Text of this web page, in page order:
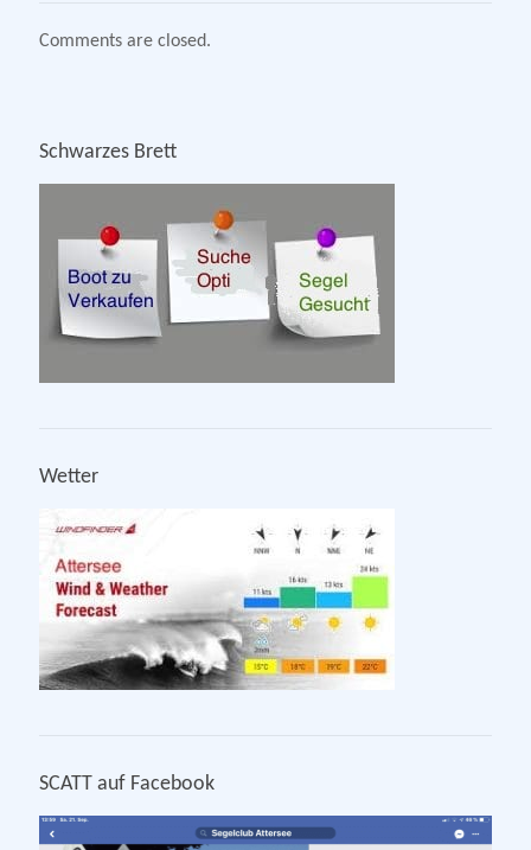
Comments are closed.
Schwarzes Brett
Wetter
SCATT auf Facebook